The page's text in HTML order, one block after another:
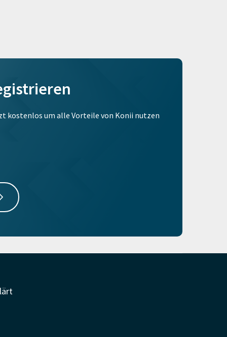
kostenlos um alle Vorteile von Konii nutzen